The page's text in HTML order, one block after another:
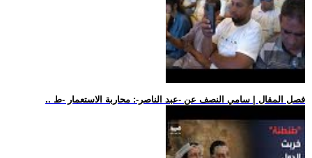
.. فصل المقال | سامي النصف عن -عبد الناصر-: محاربة الاستعمار -ط